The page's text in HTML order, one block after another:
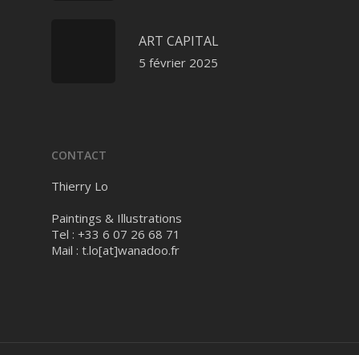
ART CAPITAL
5 février 2025
CONTACT
Thierry Lo
Paintings & Illustrations
Tel : +33 6 07 26 68 71
Mail : t.lo[at]wanadoo.fr